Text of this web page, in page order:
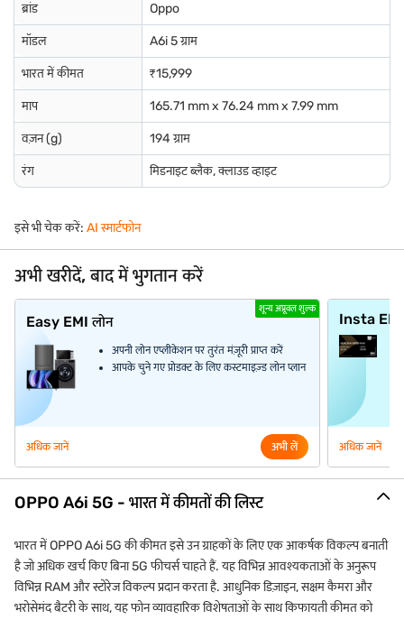
ब्रांड Oppo
मॉडल A6i 5 ग्राम
भारत में कीमत ₹15,999
माप 165.71 mm x 76.24 mm x 7.99 mm
वज़न (g) 194 ग्राम
रंग मिडनाइट ब्लैक, क्लाउड व्हाइट
इसे भी चेक करें: AI स्मार्टफोन
अभी खरीदें, बाद में भुगतान करें
शून्य अप्रूवल शुल्क
Easy EMI लोन
अपनी लोन एप्लीकेशन पर तुरंत मंज़ूरी प्राप्त करें
आपके चुने गए प्रोडक्ट के लिए कस्टमाइज़्ड लोन प्लान
अधिक जानें अभी लें
Insta
अधिक जानें
OPPO A6i 5G - भारत में कीमतों की लिस्ट
भारत में OPPO A6i 5G की कीमत इसे उन ग्राहकों के लिए एक आकर्षक विकल्प बनाती
है जो अधिक खर्च किए बिना 5G फीचर्स चाहते हैं. यह विभिन्न आवश्यकताओं के अनुरूप
विभिन्न RAM और स्टोरेज विकल्प प्रदान करता है. आधुनिक डिज़ाइन, सक्षम कैमरा और
भरोसेमंद बैटरी के साथ, यह फोन व्यावहारिक विशेषताओं के साथ किफायती कीमत को